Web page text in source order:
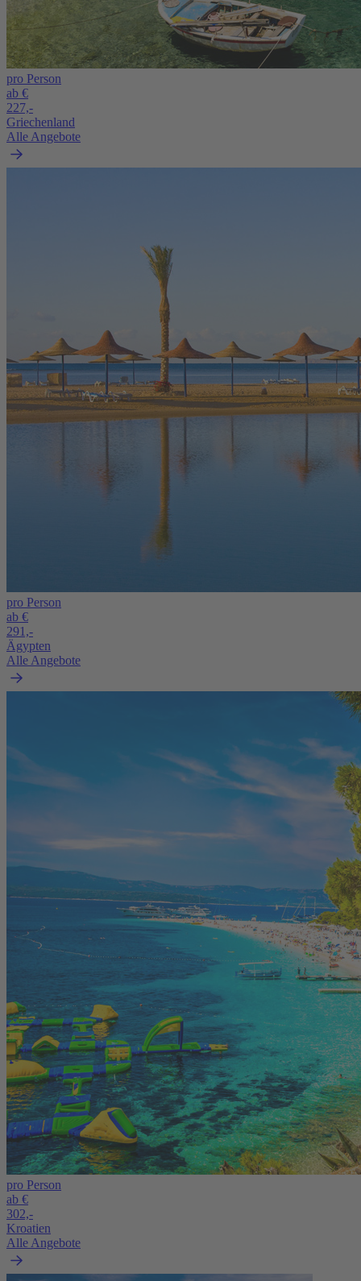
pro Person
ab €
227,-
Griechenland
Alle Angebote
pro Person
ab €
291,-
Ägypten
Alle Angebote
pro Person
ab €
302,-
Kroatien
Alle Angebote